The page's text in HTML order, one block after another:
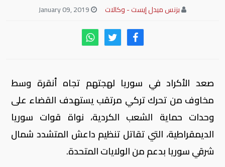
بزنس ميدل إيست - وكالات
صعد الأكراد في سوريا لهجتهم تجاه أنقرة وسط
مخاوف من تحرك تركي مرتقب يستهدف القضاء على
وحدات حماية الشعب الكردية، نواة قوات سوريا
الديمقراطية، التي تقاتل تنظيم داعش المتشدد شمال
شرقي سوريا بدعم من الولايات المتحدة.